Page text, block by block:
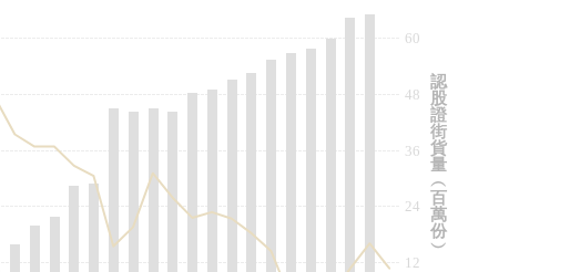
12
24
36
48
60
認
股
證
街
貨
量
︵
百
萬
份
︶